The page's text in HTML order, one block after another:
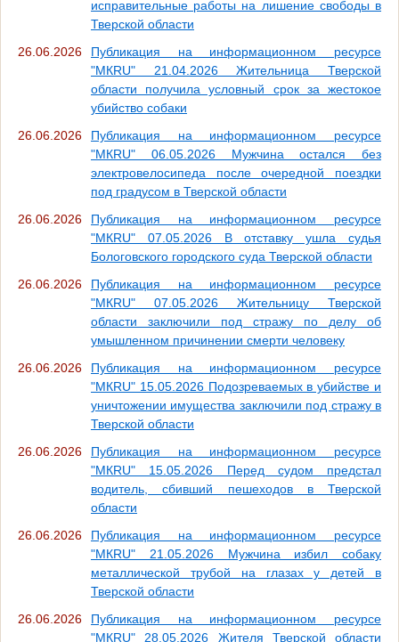
исправительные работы на лишение свободы в
Тверской области
26.06.2026
Публикация на информационном ресурсе
"МКRU" 21.04.2026 Жительница Тверской
области получила условный срок за жестокое
убийство собаки
26.06.2026
Публикация на информационном ресурсе
"МКRU" 06.05.2026 Мужчина остался без
электровелосипеда после очередной поездки
под градусом в Тверской области
26.06.2026
Публикация на информационном ресурсе
"МКRU" 07.05.2026 В отставку ушла судья
Бологовского городского суда Тверской области
26.06.2026
Публикация на информационном ресурсе
"МКRU" 07.05.2026 Жительницу Тверской
области заключили под стражу по делу об
умышленном причинении смерти человеку
26.06.2026
Публикация на информационном ресурсе
"МКRU" 15.05.2026 Подозреваемых в убийстве и
уничтожении имущества заключили под стражу в
Тверской области
26.06.2026
Публикация на информационном ресурсе
"МКRU" 15.05.2026 Перед судом предстал
водитель, сбивший пешеходов в Тверской
области
26.06.2026
Публикация на информационном ресурсе
"МКRU" 21.05.2026 Мужчина избил собаку
металлической трубой на глазах у детей в
Тверской области
26.06.2026
Публикация на информационном ресурсе
"МКRU" 28.05.2026 Жителя Тверской области